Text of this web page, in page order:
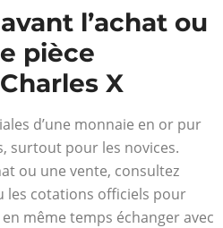
l’achat ou
pièce
X
d’une monnaie en or pur
surtout pour les novices.
ou une vente, consultez
les cotations officiels pour
même temps échanger avec